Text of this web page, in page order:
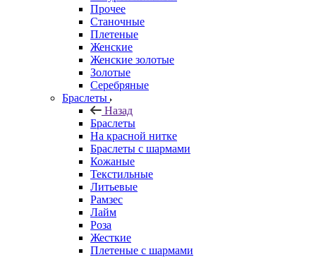
Прочее
Станочные
Плетеные
Женские
Женские золотые
Золотые
Серебряные
Браслеты
Назад
Браслеты
На красной нитке
Браслеты с шармами
Кожаные
Текстильные
Литьевые
Рамзес
Лайм
Роза
Жесткие
Плетеные с шармами